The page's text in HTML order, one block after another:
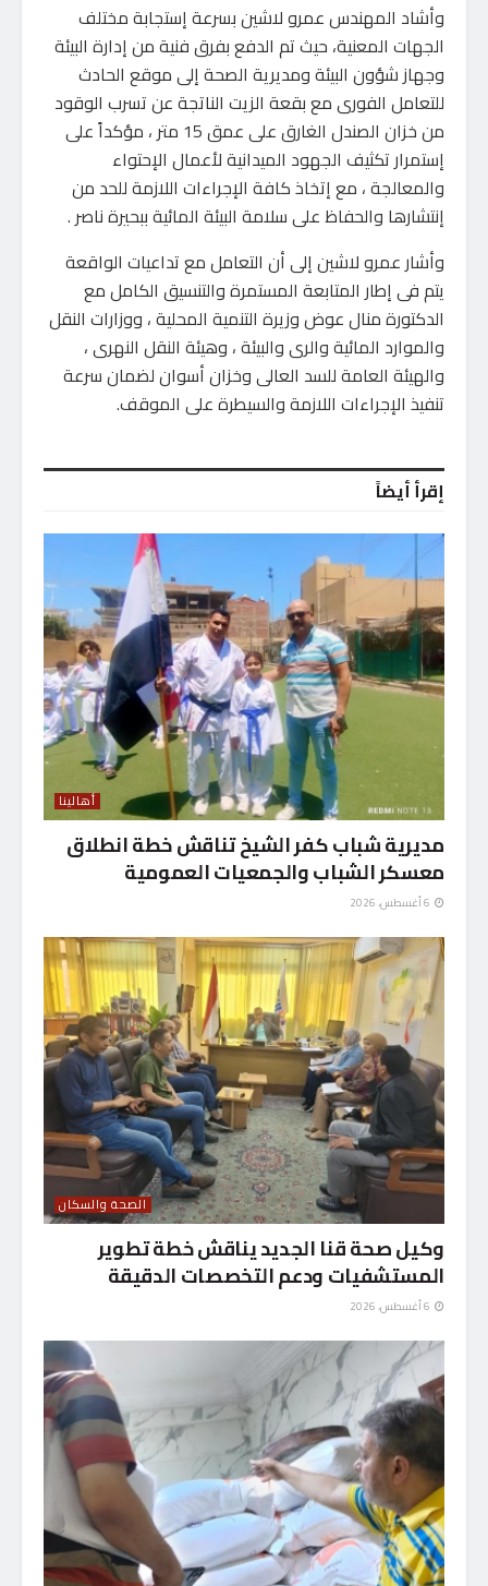
وأشاد المهندس عمرو لاشين بسرعة إستجابة مختلف
الجهات المعنية، حيث تم الدفع بفرق فنية من إدارة البيئة
وجهاز شؤون البيئة ومديرية الصحة إلى موقع الحادث
للتعامل الفورى مع بقعة الزيت الناتجة عن تسرب الوقود
من خزان الصندل الغارق على عمق 15 متر ، مؤكداً على
إستمرار تكثيف الجهود الميدانية لأعمال الإحتواء
والمعالجة ، مع إتخاذ كافة الإجراءات اللازمة للحد من
إنتشارها والحفاظ على سلامة البيئة المائية ببحيرة ناصر .
وأشار عمرو لاشين إلى أن التعامل مع تداعيات الواقعة
يتم فى إطار المتابعة المستمرة والتنسيق الكامل مع
الدكتورة منال عوض وزيرة التنمية المحلية ، ووزارات النقل
والموارد المائية والرى والبيئة ، وهيئة النقل النهرى ،
والهيئة العامة للسد العالى وخزان أسوان لضمان سرعة
تنفيذ الإجراءات اللازمة والسيطرة على الموقف.
إقرأ أيضاً
أهالينا
مديرية شباب كفر الشيخ تناقش خطة انطلاق
معسكر الشباب والجمعيات العمومية
الصحة والسكان
وكيل صحة قنا الجديد يناقش خطة تطوير
المستشفيات ودعم التخصصات الدقيقة